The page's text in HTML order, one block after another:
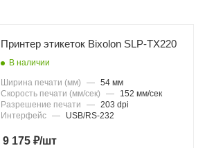
Принтер этикеток Bixolon SLP-TX220
В наличии
Ширина печати (мм) — 54 мм
Скорость печати (мм/сек)
—
152 мм/сек
Разрешение печати
— 203 dpi
Интерфейс — USB/RS-232
9 175 ₽/шт